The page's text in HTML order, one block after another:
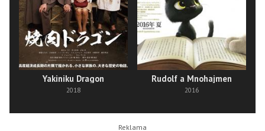
Yakiniku Dragon
2018
Rudolf a Mnohajmen
2016